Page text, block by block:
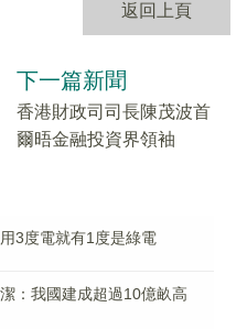
返回上頁
下一篇新聞
香港財政司司長陳茂波首
爾晤金融投資界領袖
3度電就有1度是綠電
：我國建成超過10億畝高